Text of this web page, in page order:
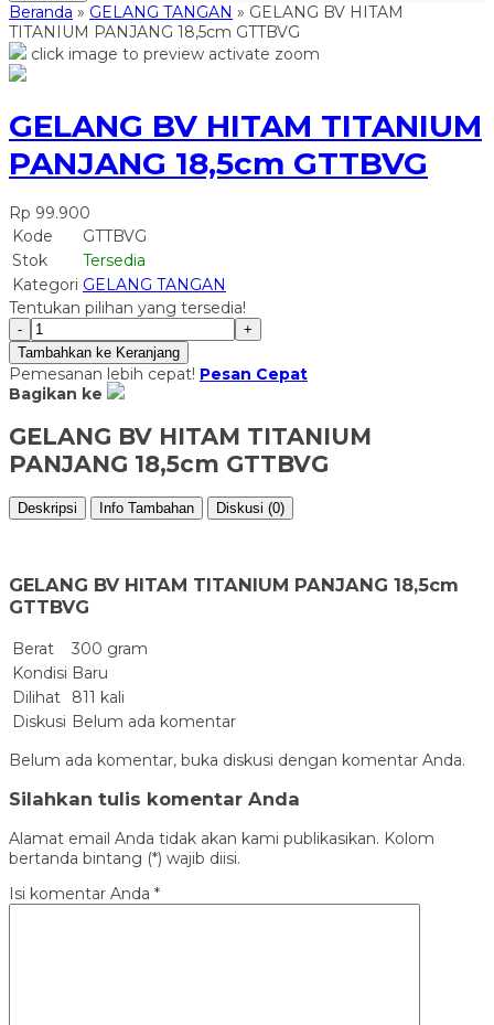
Beranda » GELANG TANGAN » GELANG BV HITAM
TITANIUM PANJANG 18,5cm GTTBVG
click image to preview activate zoom
GELANG BV HITAM TITANIUM
PANJANG 18,5cm GTTBVG
Rp 99.900
Kode
GTTBVG
Stok
Tersedia
Kategori GELANG TANGAN
Tentukan pilihan yang tersedia!
-
+
Tambahkan ke Keranjang
Pemesanan lebih cepat! Pesan Cepat
Bagikan ke
GELANG BV HITAM TITANIUM
PANJANG 18,5cm GTTBVG
Deskripsi Info Tambahan Diskusi (0)
GELANG BV HITAM TITANIUM PANJANG 18,5cm
GTTBVG
Berat
300 gram
Kondisi Baru
Dilihat
811 kali
Diskusi Belum ada komentar
Belum ada komentar, buka diskusi dengan komentar Anda.
Silahkan tulis komentar Anda
Alamat email Anda tidak akan kami publikasikan. Kolom
bertanda bintang (*) wajib diisi.
Isi komentar Anda *